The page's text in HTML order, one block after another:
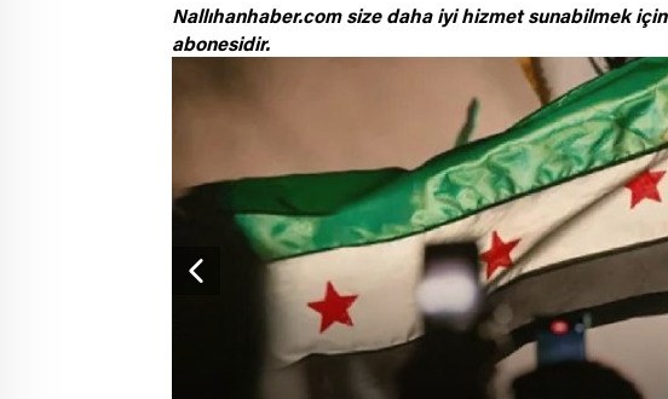
Nallıhanhaber.com size daha iyi hizmet sunabilmek için
abonesidir.